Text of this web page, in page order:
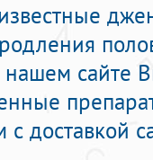
нашем сайте
доставкой